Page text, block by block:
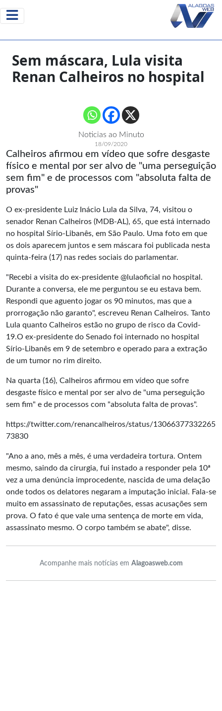
Sem máscara, Lula visita
Renan Calheiros no hospital
Noticias ao Minuto
18/09/2020
Calheiros afirmou em vídeo que sofre desgaste
físico e mental por ser alvo de "uma perseguição
sem fim" e de processos com "absoluta falta de
provas"
O ex-presidente Luiz Inácio Lula da Silva, 74, visitou o
senador Renan Calheiros (MDB-AL), 65, que está internado
no hospital Sírio-Libanês, em São Paulo. Uma foto em que
os dois aparecem juntos e sem máscara foi publicada nesta
quinta-feira (17) nas redes sociais do parlamentar.
"Recebi a visita do ex-presidente @lulaoficial no hospital.
Durante a conversa, ele me perguntou se eu estava bem.
Respondi que aguento jogar os 90 minutos, mas que a
prorrogação não garanto", escreveu Renan Calheiros. Tanto
Lula quanto Calheiros estão no grupo de risco da Covid-
19.O ex-presidente do Senado foi internado no hospital
Sírio-Libanês em 9 de setembro e operado para a extração
de um tumor no rim direito.
Na quarta (16), Calheiros afirmou em vídeo que sofre
desgaste físico e mental por ser alvo de "uma perseguição
sem fim" e de processos com "absoluta falta de provas".
https://twitter.com/renancalheiros/status/13066377332265
73830
"Ano a ano, mês a mês, é uma verdadeira tortura. Ontem
mesmo, saindo da cirurgia, fui instado a responder pela 10ª
vez a uma denúncia improcedente, nascida de uma delação
onde todos os delatores negaram a imputação inicial. Fala-se
muito em assassinato de reputações, essas acusações sem
prova. O fato é que vale uma sentença de morte em vida,
assassinato mesmo. O corpo também se abate", disse.
Acompanhe mais notícias em Alagoasweb.com